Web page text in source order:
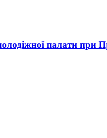
палати при